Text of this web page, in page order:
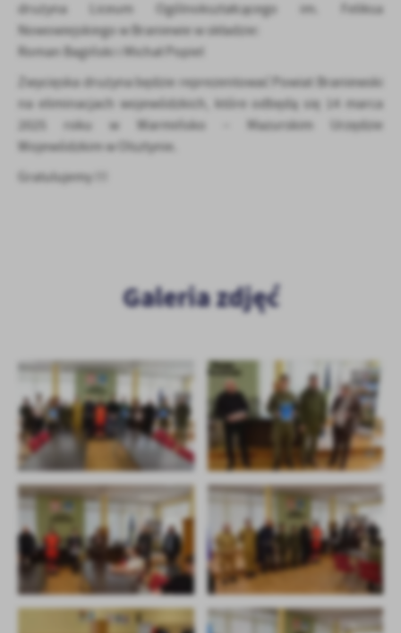
drużyna Liceum Ogólnokształcącego im. Feliksa
Nowowiejskiego w Braniewie w składzie:
Roman Bagiński i Michał Popiel
Zwycięska drużyna będzie reprezentować Powiat Braniewski
na eliminacjach wojewódzkich, które odbędą się 14 marca
2025 roku w Warmińsko – Mazurskim Urzędzie
Wojewódzkim w Olsztynie.
Gratulujemy !!!
Galeria zdjęć